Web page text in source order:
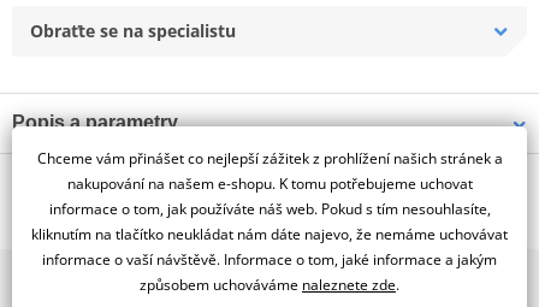
Obraťte se na specialistu
Popis a parametry
Jsme autorizovaný
dealer značky PUIG
WINDSHIELD MOD. RAFALE INAZUMA 250 13' C/CLEAR
Tabulka velikostí
O výrobci
PUIG byl založen v roce 1964 ve Španělsku. Vyrábí se ve městě
Granollers poblíž Barcelony na ploše 8 000 m² v objektu, který se
2x multibrand showroom
Chceme vám přinášet co nejlepší zážitek z prohlížení našich stránek a
nakupování na našem e-shopu. K tomu potřebujeme uchovat
informace o tom, jak používáte náš web. Pokud s tím nesouhlasíte,
kliknutím na tlačítko neukládat nám dáte najevo, že nemáme uchovávat
informace o vaší návštěvě. Informace o tom, jaké informace a jakým
způsobem uchováváme naleznete zde.